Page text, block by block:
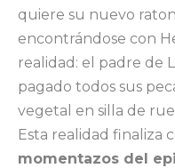
quiere su nuevo
encontrándose con
realidad: el padre de
pagado todos sus
vegetal en silla de
Esta realidad finaliza
momentazos del